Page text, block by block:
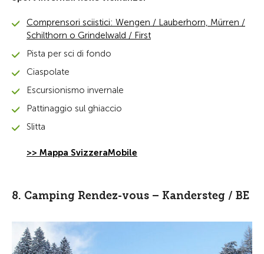
Comprensori sciistici: Wengen / Lauberhorn, Mürren /
Schilthorn o Grindelwald / First
Pista per sci di fondo
Ciaspolate
Escursionismo invernale
Pattinaggio sul ghiaccio
Slitta
>> Mappa SvizzeraMobile
8. Camping Rendez-vous – Kandersteg / BE